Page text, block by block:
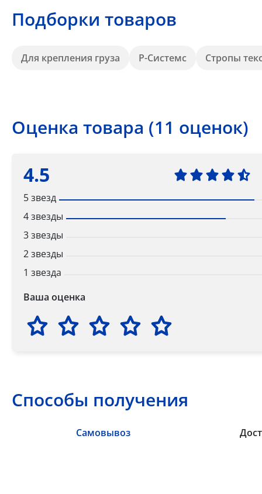
Подборки товаров
Для крепления груза Р-Системс Стропы
Оценка товара (11 оценок)
4.5
5 звезд
4 звезды
3 звезды
2 звезды
1 звезда
Ваша оценка
Способы получения
Самовывоз